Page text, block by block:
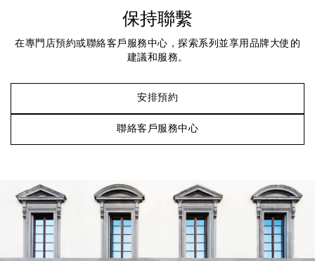
保持聯繫
在專門店預約或聯絡客戶服務中心，探索系列並享用品牌大使的
建議和服務。
安排預約
聯絡客戶服務中心